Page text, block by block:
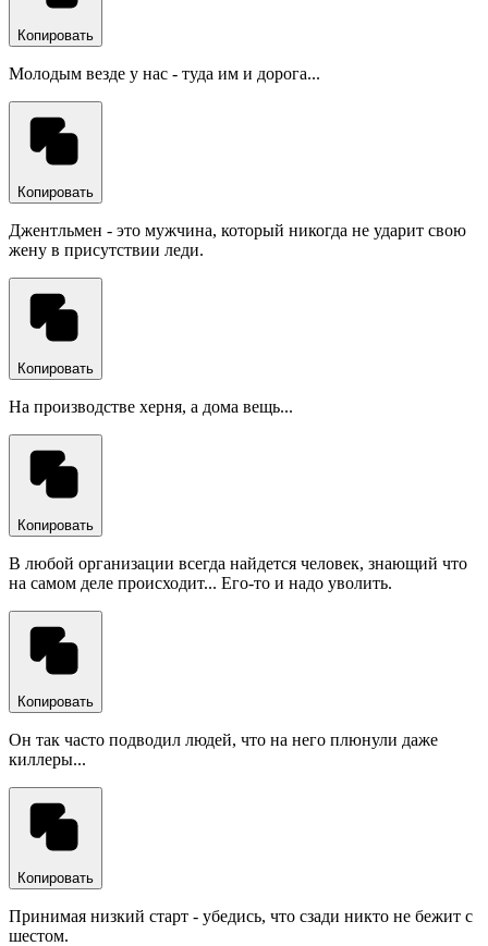
Копировать
Молодым везде у нас - туда им и дорога...
Копировать
Джентльмен - это мужчина, который никогда не ударит свою
жену в присутствии леди.
Копировать
На производстве херня, а дома вещь...
Копировать
В любой организации всегда найдется человек, знающий что
на самом деле происходит... Его-то и надо уволить.
Копировать
Он так часто подводил людей, что на него плюнули даже
киллеры...
Копировать
Принимая низкий старт - убедись, что сзади никто не бежит с
шестом.